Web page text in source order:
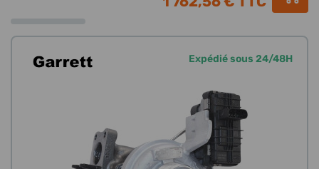
Expédié sous 24/48H